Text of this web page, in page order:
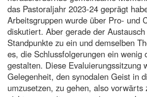
das Pastoraljahr 2023-24 geprägt
Arbeitsgruppen wurde über Pro- und
diskutiert. Aber gerade der
Standpunkte zu ein und demselben
es, die Schlussfolgerungen ein wenig
gestalten. Diese Evaluierungssitzung
Gelegenheit, den synodalen Geist in
umzusetzen, zu gehen, also vorwärts